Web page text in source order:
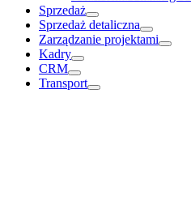
Sprzedaż
Sprzedaż detaliczna
Zarządzanie projektami
Kadry
CRM
Transport